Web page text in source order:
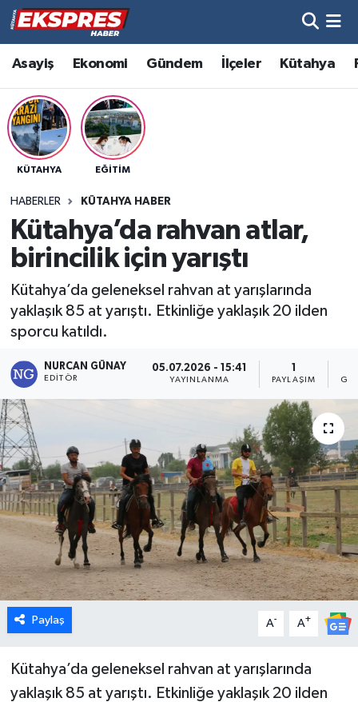
Asayiş Ekonomi Gündem İlçeler Kütahya
KÜTAHYA EĞITIM
HABERLER KÜTAHYA HABER
Kütahya’da rahvan atlar,
birincilik için yarıştı
Kütahya’da geleneksel rahvan at yarışlarında
yaklaşık 85 at yarıştı. Etkinliğe yaklaşık 20 ilden
sporcu katıldı.
NURCAN GÜNAY
EDITÖR
05.07.2026 - 15:41
YAYINLANMA PAYLAŞIM
Paylaş A- A+
Kütahya’da geleneksel rahvan at yarışlarında
yaklaşık 85 at yarıştı. Etkinliğe yaklaşık 20 ilden
Altıntaş
Asayiş
Aslanapa
Bölge
Çavdarhisar
Domaniç
Ekonomi
Emet
Foto Galeri
Gediz
Genel
Gündem
Hava Durumu
Trafik Durumu
Süper Lig Puan Durumu ve Fikstür
Son Dakika Haberleri
Haber Arşivi